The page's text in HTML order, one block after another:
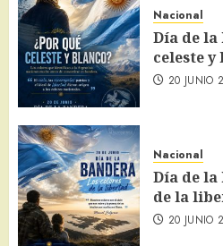
Nacional
Día de la
celeste y
20 JUNIO
Nacional
Día de
de la
20 JUNIO